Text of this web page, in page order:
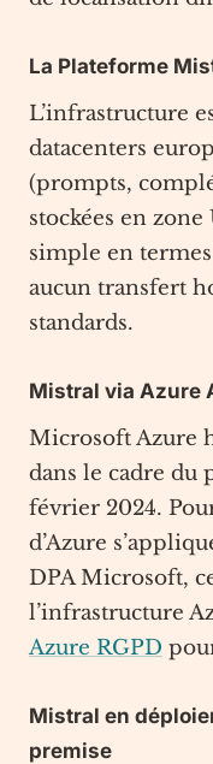
La Plateforme
L’infrastructure
datacenters
(prompts,
stockées en zone
simple en
aucun transfert
standards.
Mistral via Azure
Microsoft Azure
dans le cadre du
février 2024.
d’Azure
DPA Microsoft,
l’infrastructure
Azure RGPD
Mistral en
premise